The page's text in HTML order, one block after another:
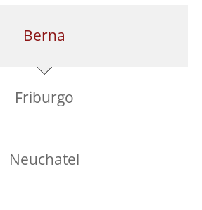
Berna
Friburgo
Neuchatel